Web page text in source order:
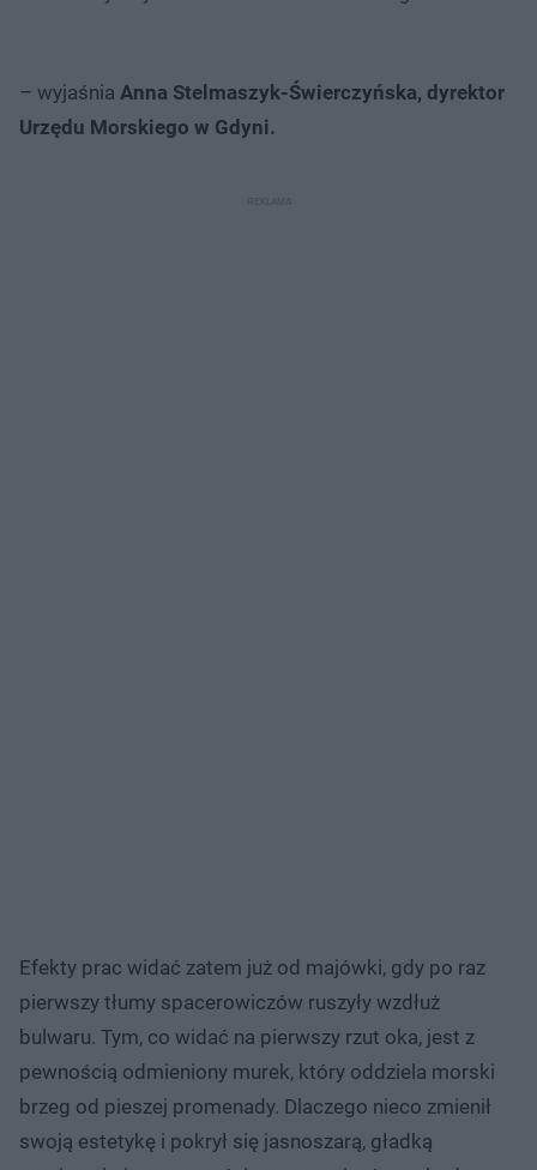
– wyjaśnia Anna Stelmaszyk-Świerczyńska, dyrektor
Urzędu Morskiego w Gdyni.
Efekty prac widać zatem już od majówki, gdy po raz
pierwszy tłumy spacerowiczów ruszyły wzdłuż
bulwaru. Tym, co widać na pierwszy rzut oka, jest z
pewnością odmieniony murek, który oddziela morski
brzeg od pieszej promenady. Dlaczego nieco zmienił
swoją estetykę i pokrył się jasnoszarą, gładką